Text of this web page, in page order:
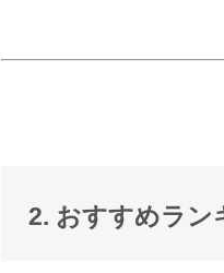
2. おすすめラン